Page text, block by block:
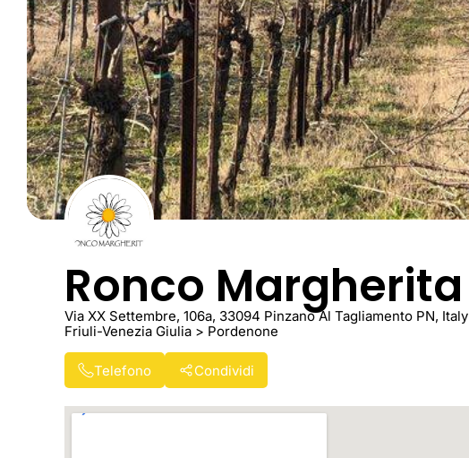
Ronco Margherita
Via XX Settembre, 106a, 33094 Pinzano Al Tagliamento PN, Italy
Friuli-Venezia Giulia > Pordenone
Telefono Condividi